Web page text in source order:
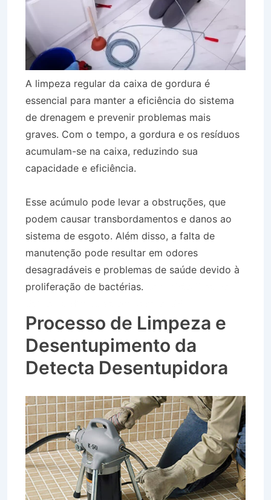
A limpeza regular da caixa de gordura é
essencial para manter a eficiência do sistema
de drenagem e prevenir problemas mais
graves. Com o tempo, a gordura e os resíduos
acumulam-se na caixa, reduzindo sua
capacidade e eficiência.
Esse acúmulo pode levar a obstruções, que
podem causar transbordamentos e danos ao
sistema de esgoto. Além disso, a falta de
manutenção pode resultar em odores
desagradáveis e problemas de saúde devido à
proliferação de bactérias.
Processo de Limpeza e
Desentupimento da
Detecta Desentupidora